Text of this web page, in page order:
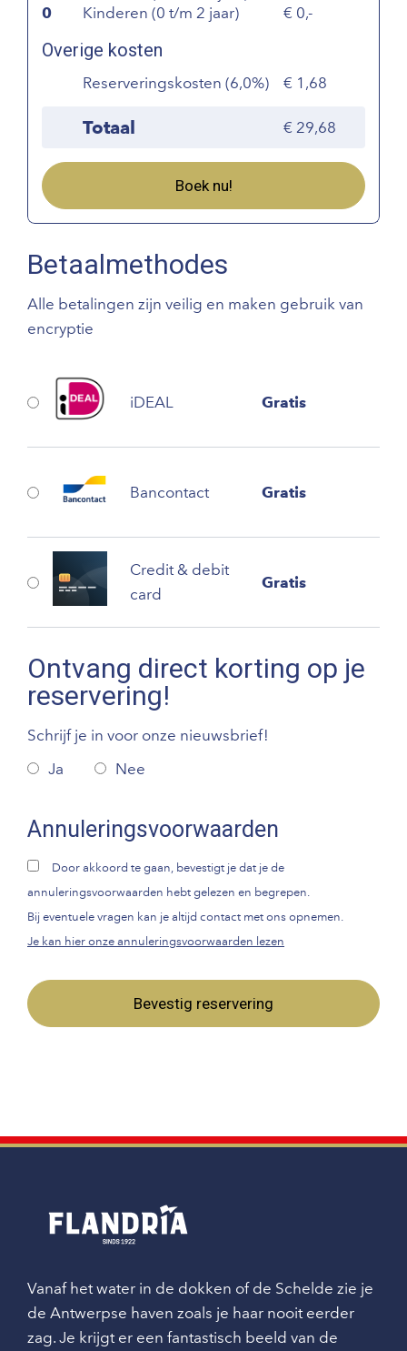
0
Kinderen (0 t/m 2 jaar) 0,-
Overige kosten
Reserveringskosten (6,0%) 1,68
Totaal 29,68
Boek nu!
Betaalmethodes
Alle betalingen zijn veilig en maken gebruik van
encryptie
iDEAL Gratis
Bancontact Gratis
Credit & debit
card
Gratis
Ontvang direct korting op je
reservering!
Schrijf je in voor onze nieuwsbrief!
Ja
Nee
Annuleringsvoorwaarden
Door akkoord te gaan, bevestigt je dat je de
annuleringsvoorwaarden hebt gelezen en begrepen.
Bij eventuele vragen kan je altijd contact met ons opnemen.
Je kan hier onze annuleringsvoorwaarden lezen
Bevestig reservering
Vanaf het water in de dokken of de Schelde zie je
de Antwerpse haven zoals je haar nooit eerder
zag. Je krijgt er een fantastisch beeld van de